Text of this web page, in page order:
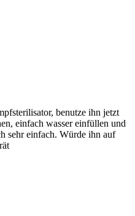
benutze ihn jetzt
einfach wasser einfüllen und
sehr einfach. Würde ihn auf